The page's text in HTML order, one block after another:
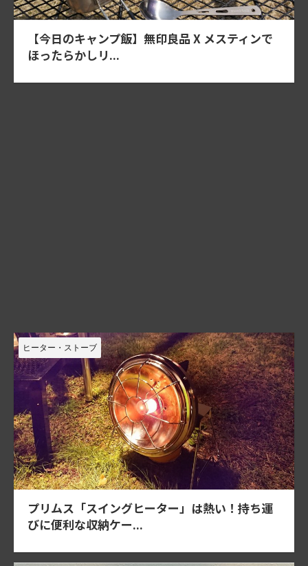
【今日のキャンプ飯】無印良品 X メスティンで
ほったらかしリ...
ヒーター・ストーブ
プリムス「スイングヒーター」は熱い！持ち運
びに便利な収納ケー...